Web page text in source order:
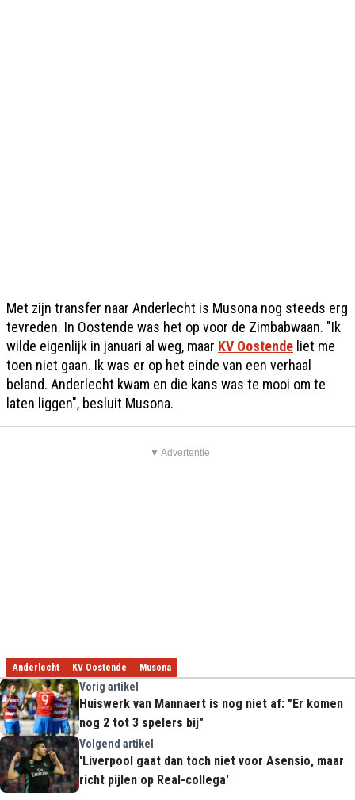
Met zijn transfer naar Anderlecht is Musona nog steeds erg
tevreden. In Oostende was het op voor de Zimbabwaan. "Ik
wilde eigenlijk in januari al weg, maar KV Oostende liet me
toen niet gaan. Ik was er op het einde van een verhaal
beland. Anderlecht kwam en die kans was te mooi om te
laten liggen", besluit Musona.
▼ Advertentie
Anderlecht KV Oostende Musona
Vorig artikel
Huiswerk van Mannaert is nog niet af: "Er komen
nog 2 tot 3 spelers bij"
Volgend artikel
'Liverpool gaat dan toch niet voor Asensio, maar
richt pijlen op Real-collega'